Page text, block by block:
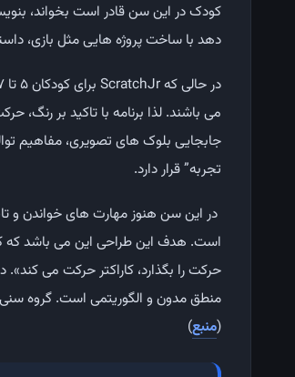
‌دهد با ساخت پروژه ‌هایی مثل بازی،
می باشند. لذا برنامه با تاکید بر
جابجایی بلوک ‌های تصویری، مفاهیم
تجربه” قرار دارد.
است. هدف این طراحی این می باشد که
منطق مدون و الگوریتمی است. گروه
(منبع)